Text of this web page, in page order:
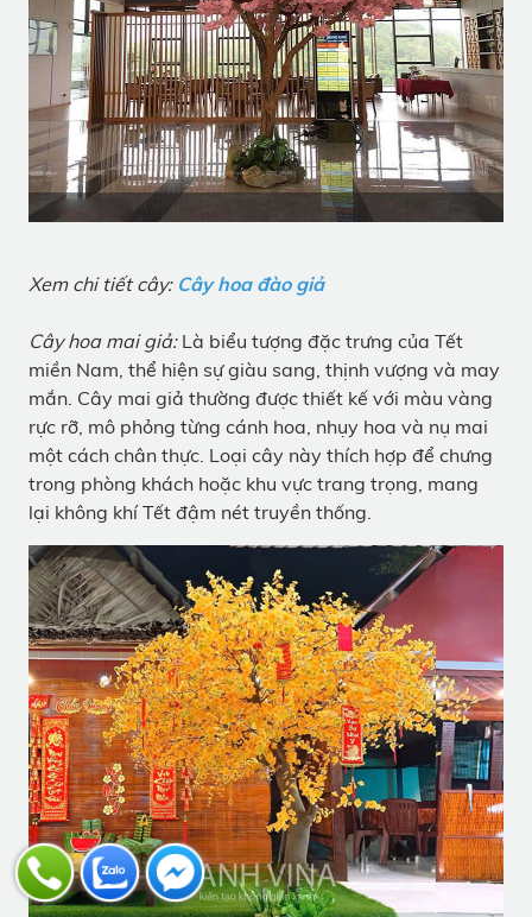
Xem chi tiết cây: Cây hoa đào giả
Cây hoa mai giả: Là biểu tượng đặc trưng của Tết
miền Nam, thể hiện sự giàu sang, thịnh vượng và may
mắn. Cây mai giả thường được thiết kế với màu vàng
rực rỡ, mô phỏng từng cánh hoa, nhụy hoa và nụ mai
một cách chân thực. Loại cây này thích hợp để chưng
trong phòng khách hoặc khu vực trang trọng, mang
lại không khí Tết đậm nét truyền thống.